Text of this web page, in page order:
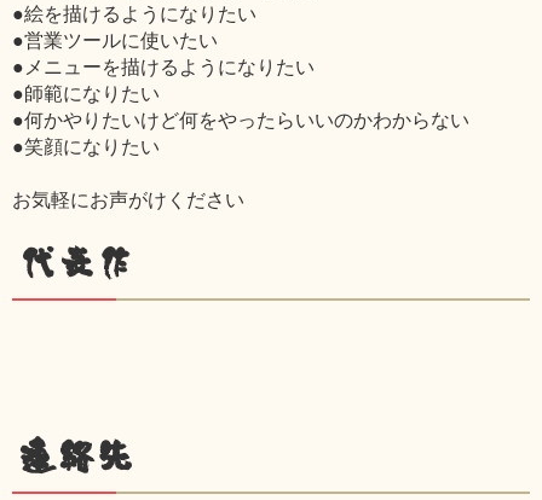
●絵を描けるようになりたい
●営業ツールに使いたい
●メニューを描けるようになりたい
●師範になりたい
●何かやりたいけど何をやったらいいのかわからない
●笑顔になりたい
お気軽にお声がけください
代表作
連絡先